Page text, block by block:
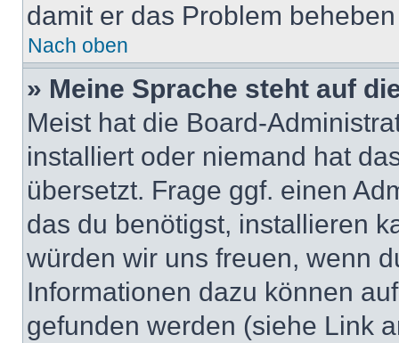
damit er das Problem
Nach oben
» Meine Sprache steht auf
Meist hat die Board-
installiert oder niemand hat
übersetzt. Frage ggf. einen
das du benötigst, installieren
würden wir uns freuen, wenn
Informationen dazu können
gefunden werden (siehe Link